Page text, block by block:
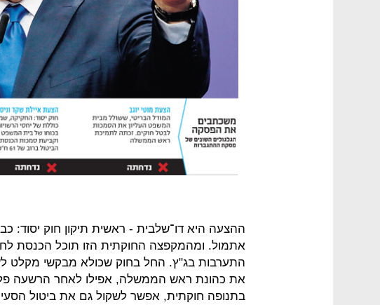
ההצעה היא דו־שלבית - ראשית תיקון חוק יסוד:
אתמול. ומהמקפצה החוקתית הזו תוכל הכנסת
התערבות בג"ץ. החל בחוק שכולא מבקשי מקלט
את כהונת ראש הממשלה, אפילו לאחר הרשעה
בתנופה חוקתית, אפשר לשקול גם את ביטול